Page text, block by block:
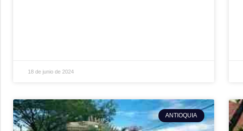
18 de junio de 2024
ANTIOQUIA